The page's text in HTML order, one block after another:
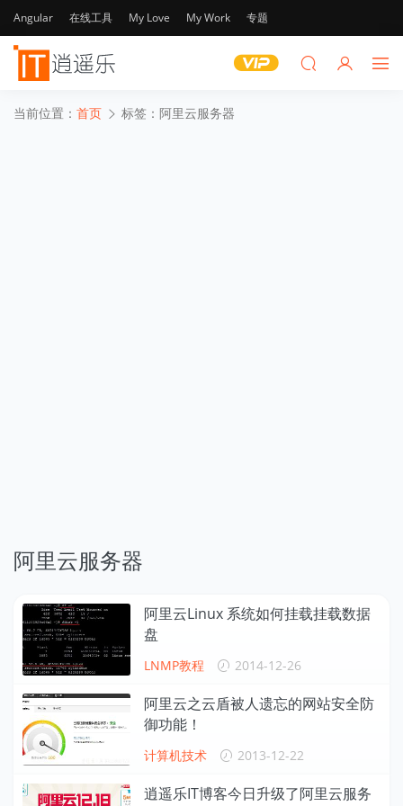
Angular 在线工具 My Love My Work 专题
当前位置： 首页 标签：阿里云服务器
阿里云服务器
阿里云Linux 系统如何挂载挂载数据
盘
LNMP教程 2014-12-26
阿里云之云盾被人遗忘的网站安全防
御功能！
计算机技术 2013-12-22
逍遥乐IT博客今日升级了阿里云服务